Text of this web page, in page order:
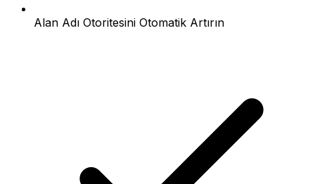
Alan Adı Otoritesini Otomatik Artırın